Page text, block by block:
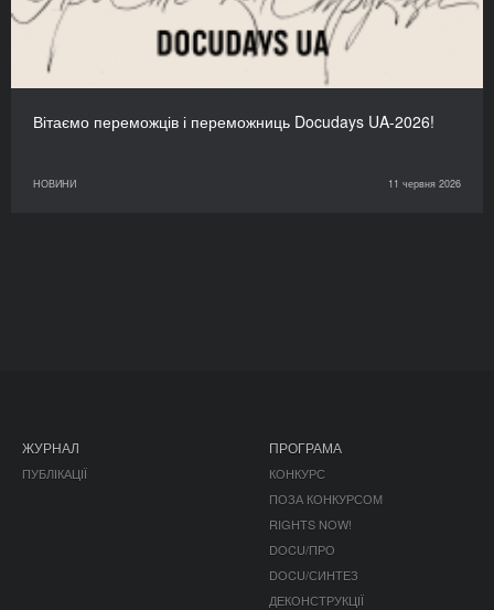
Вітаємо переможців і переможниць Docudays UA-2026!
НОВИНИ 11 червня 2026
ЖУРНАЛ
ПУБЛІКАЦІЇ
ПРОГРАМА
КОНКУРС
ПОЗА КОНКУРСОМ
RIGHTS NOW!
DOCU/ПРО
DOCU/СИНТЕЗ
ДЕКОНСТРУКЦІЇ